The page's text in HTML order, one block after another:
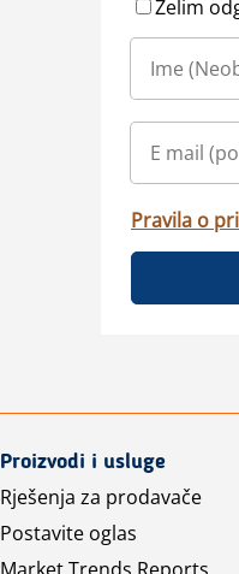
Želim
Pravila o
Proizvodi i usluge
Rješenja za prodavače
Postavite oglas